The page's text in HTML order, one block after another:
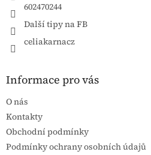
602470244
Další tipy na FB
celiakarnacz
Informace pro vás
O nás
Kontakty
Obchodní podmínky
Podmínky ochrany osobních údajů